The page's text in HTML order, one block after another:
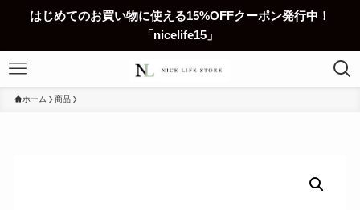
はじめてのお買い物に使える15%OFFクーポン発行中！
「nicelife15」
ホーム 商品